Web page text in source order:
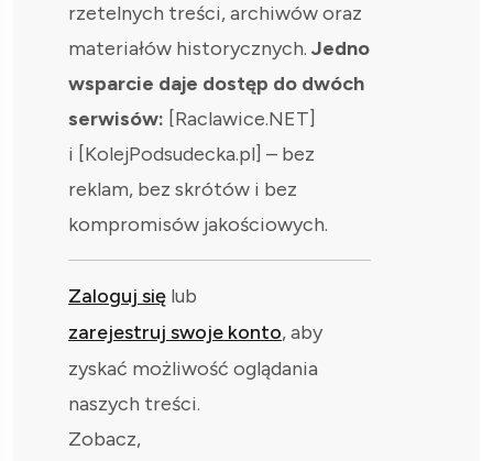
rzetelnych treści, archiwów oraz
materiałów historycznych. Jedno
wsparcie daje dostęp do dwóch
serwisów: [Raclawice.NET]
i [KolejPodsudecka.pl] – bez
reklam, bez skrótów i bez
kompromisów jakościowych.
Zaloguj się lub
zarejestruj swoje konto, aby
zyskać możliwość oglądania
naszych treści.
Zobacz,